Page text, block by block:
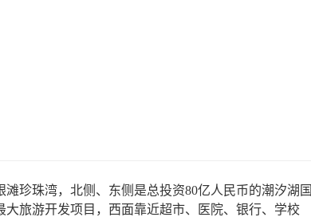
珍珠湾，北侧、东侧是总投资80亿人民币的潮汐湖国
旅游开发项目，西面靠近超市、医院、银行、学校